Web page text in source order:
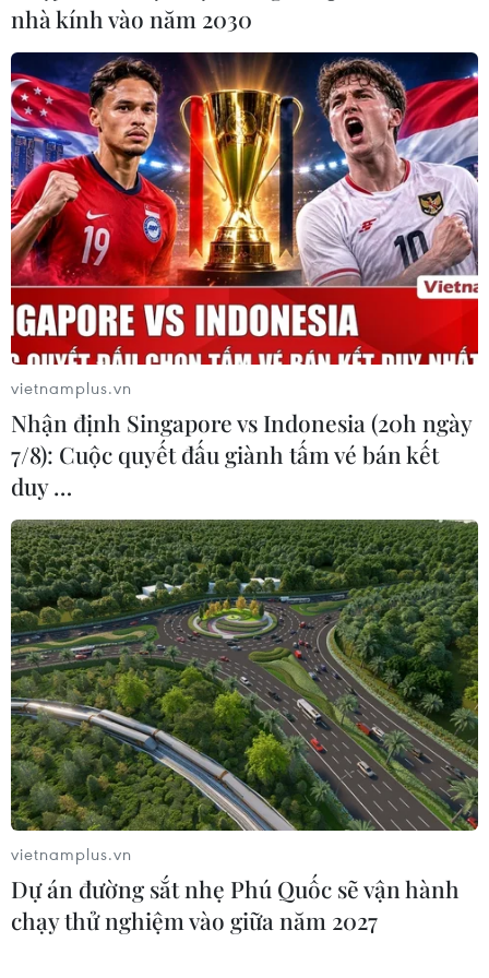
nhà kính vào năm 2030
vietnamplus.vn
Nhận định Singapore vs Indonesia (20h ngày
7/8): Cuộc quyết đấu giành tấm vé bán kết
duy …
vietnamplus.vn
Dự án đường sắt nhẹ Phú Quốc sẽ vận hành
chạy thử nghiệm vào giữa năm 2027